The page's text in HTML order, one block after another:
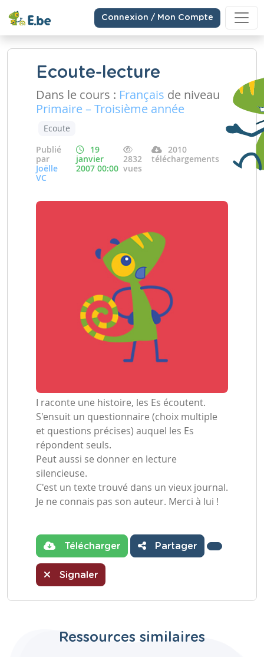
Connexion / Mon Compte
Ecoute-lecture
Dans le cours : Français de niveau
Primaire – Troisième année
Ecoute
Publié
par
Joëlle
VC
19
janvier
2007 00:00
2832
vues
2010
téléchargements
I raconte une histoire, les Es écoutent.
S'ensuit un questionnaire (choix multiple
et questions précises) auquel les Es
répondent seuls.
Peut aussi se donner en lecture
silencieuse.
C'est un texte trouvé dans un vieux journal.
Je ne connais pas son auteur. Merci à lui !
Télécharger Partager
Signaler
Ressources similaires